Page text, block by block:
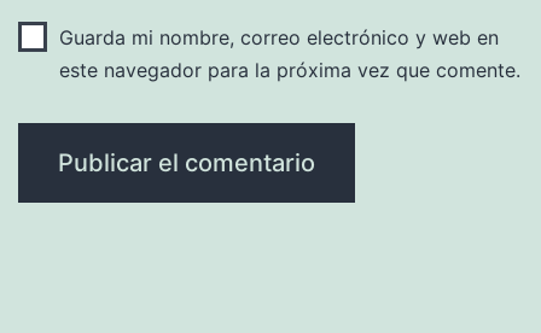
Guarda mi nombre, correo electrónico y web en
este navegador para la próxima vez que comente.